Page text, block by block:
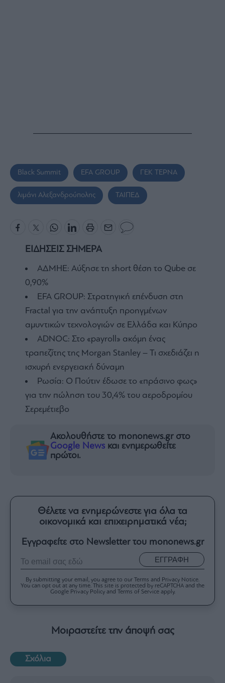
Black Summit EFA GROUP ΓΕΚ ΤΕΡΝΑ
λιμάνι Αλεξανδρούπολης ΤΑΙΠΕΔ
ΕΙΔΗΣΕΙΣ ΣΗΜΕΡΑ
ΑΔΜΗΕ: Αύξησε τη short θέση το Qube σε
0,90%
EFA GROUP: Στρατηγική επένδυση στη
Fractal για την ανάπτυξη προηγμένων
αμυντικών τεχνολογιών σε Ελλάδα και Κύπρο
ADNOC: Στο «payroll» ακόμη ένας
τραπεζίτης της Morgan Stanley – Τι σχεδιάζει η
ισχυρή ενεργειακή δύναμη
Ρωσία: Ο Πούτιν έδωσε το «πράσινο φως»
για την πώληση του 30,4% του αεροδρομίου
Σερεμέτιεβο
Ακολουθήστε το mononews.gr στο
Google News και ενημερωθείτε
πρώτοι.
Θέλετε να ενημερώνεστε για όλα τα
οικονομικά και επιχειρηματικά νέα;
Εγγραφείτε στο Newsletter του mononews.gr
ΕΓΓΡΑΦΗ
By submitting your email, you agree to our Terms and Privacy Notice.
You can opt out at any time. This site is protected by reCAPTCHA and the
Google Privacy Policy and Terms of Service apply.
Μοιραστείτε την άποψή σας
Σχόλια